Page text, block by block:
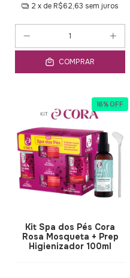
2 x de R$62,63 sem juros
COMPRAR
16% OFF
Kit Spa dos Pés Cora
Rosa Mosqueta + Prep
Higienizador 100ml